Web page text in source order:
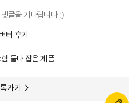
글을 기다립니다 :)
터 후기
둘다 잡은 제품
가기